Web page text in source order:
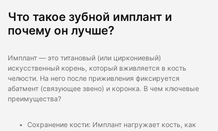
Что такое зубной имплант и
почему он лучше?
Имплант — это титановый (или циркониевый)
искусственный корень, который вживляется в кость
челюсти. На него после приживления фиксируется
абатмент (связующее звено) и коронка. В чем ключевые
преимущества?
Сохранение кости: Имплант нагружает кость, как